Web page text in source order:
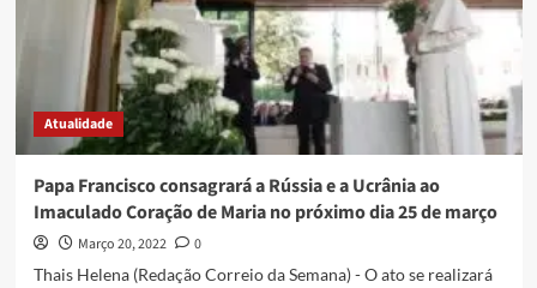
Atualidade
Papa Francisco consagrará a Rússia e a Ucrânia ao
Imaculado Coração de Maria no próximo dia 25 de março
Março 20, 2022
0
Thais Helena (Redação Correio da Semana) - O ato se realizará